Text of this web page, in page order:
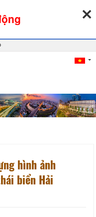
hình ảnh
biển Hải